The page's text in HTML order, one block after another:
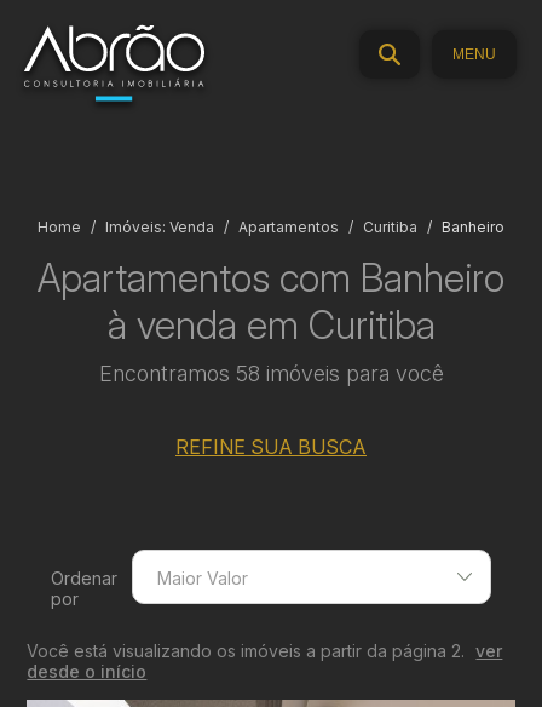
MENU
Home Imóveis: Venda Apartamentos Curitiba Banheiro
Apartamentos com Banheiro
à venda em Curitiba
Encontramos 58 imóveis para você
REFINE SUA BUSCA
Ordenar
por
Maior Valor
Maior Valor
Menor Área
Você está visualizando os imóveis a partir da página 2.
ver
desde o início